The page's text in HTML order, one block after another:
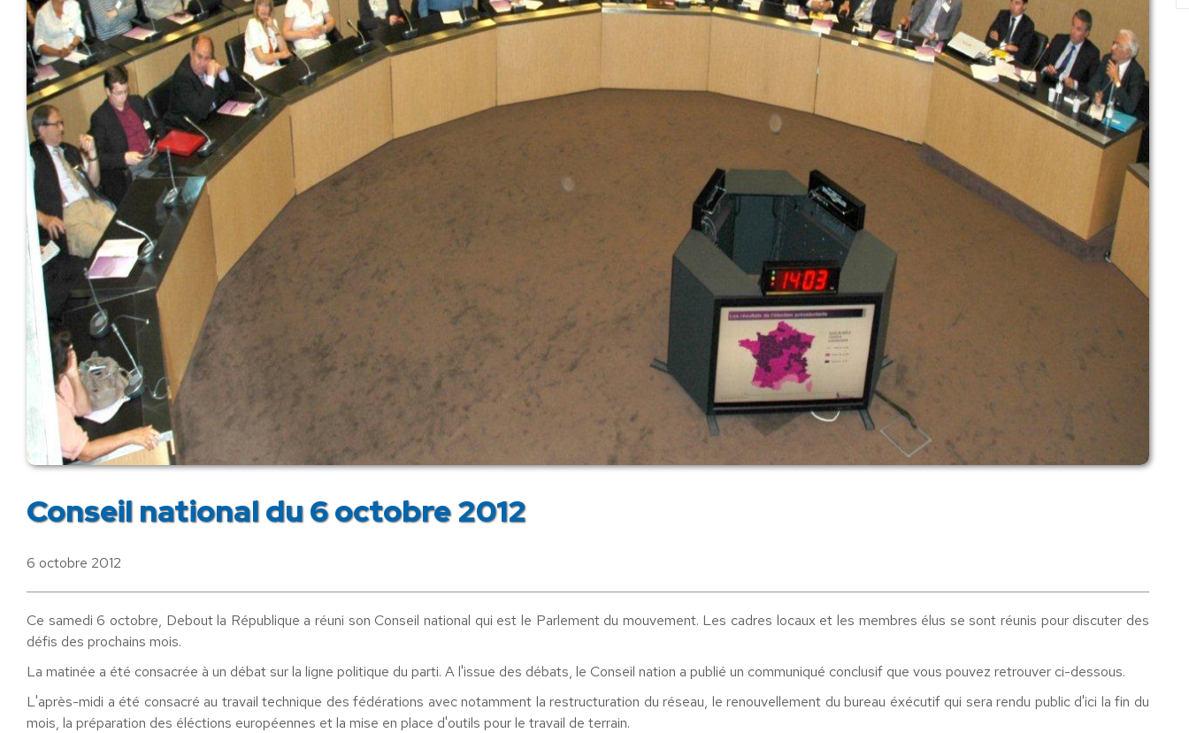
Conseil national du 6 octobre 2012
6 octobre 2012
Ce samedi 6 octobre, Debout la République a réuni son Conseil national qui est le Parlement du mouvement. Les cadres locaux et les membres élus se sont réunis pour discuter des
défis des prochains mois.
La matinée a été consacrée à un débat sur la ligne politique du parti. A l'issue des débats, le Conseil nation a publié un communiqué conclusif que vous pouvez retrouver ci-dessous.
L'après-midi a été consacré au travail technique des fédérations avec notamment la restructuration du réseau, le renouvellement du bureau éxécutif qui sera rendu public d'ici la fin du
mois, la préparation des éléctions européennes et la mise en place d'outils pour le travail de terrain.